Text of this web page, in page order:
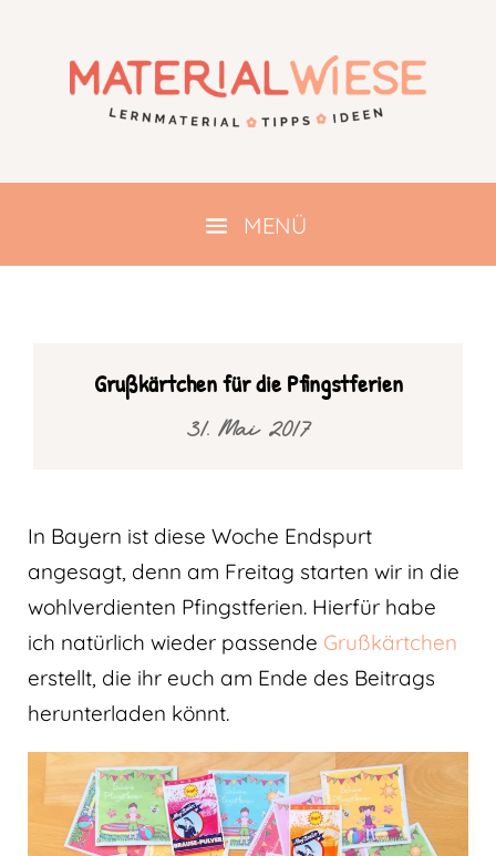
Grußkärtchen für die Pfingstferien
31. Mai 2017
In Bayern ist diese Woche Endspurt
angesagt, denn am Freitag starten wir in die
wohlverdienten Pfingstferien. Hierfür habe
ich natürlich wieder passende Grußkärtchen
erstellt, die ihr euch am Ende des Beitrags
herunterladen könnt.